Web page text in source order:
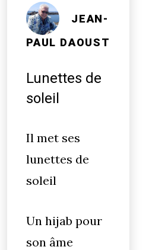
JEAN-
PAUL DAOUST
Lunettes de
soleil
Il met ses
lunettes de
soleil
Un hijab pour
son âme